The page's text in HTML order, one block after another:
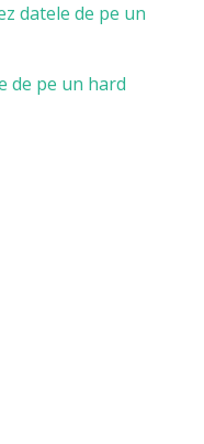
datele de pe un
de pe un hard